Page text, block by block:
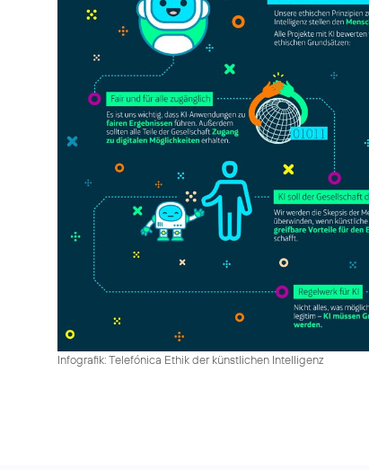
Infografik: Telefónica Ethik der künstlichen Intelligenz